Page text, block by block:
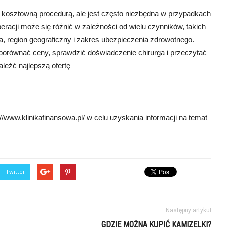
procedurą, ale jest często niezbędna w przypadkach
może się różnić w zależności od wielu czynników, takich
region geograficzny i zakres ubezpieczenia zdrowotnego.
ceny, sprawdzić doświadczenie chirurga i przeczytać
najlepszą ofertę
w celu uzyskania informacji na temat
Twitter
Następny artykuł
GDZIE MOŻNA KUPIĆ KAMIZELKI?